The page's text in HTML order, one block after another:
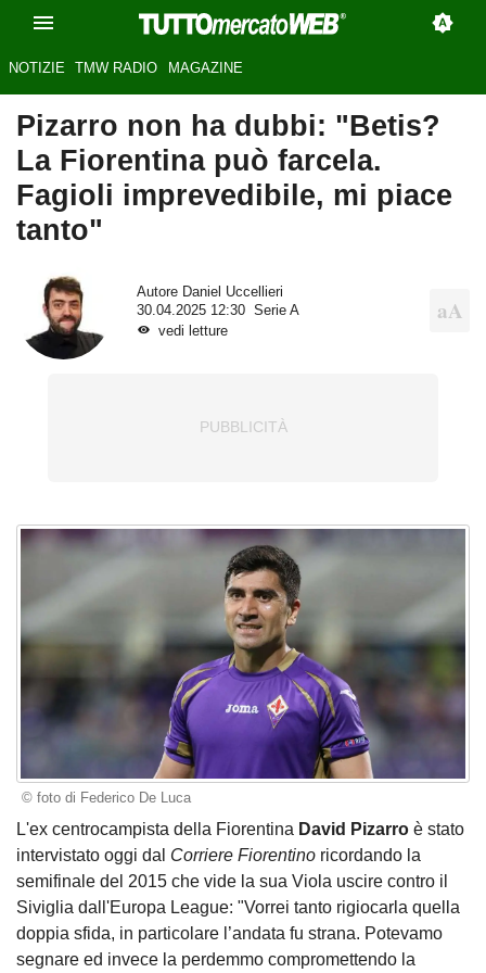
NOTIZIE TMW RADIO MAGAZINE
Pizarro non ha dubbi: "Betis?
La Fiorentina può farcela.
Fagioli imprevedibile, mi piace
tanto"
Autore Daniel Uccellieri
30.04.2025 12:30
Serie A
vedi letture
© foto di Federico De Luca
L'ex centrocampista della Fiorentina David Pizarro è stato
intervistato oggi dal Corriere Fiorentino ricordando la
semifinale del 2015 che vide la sua Viola uscire contro il
Siviglia dall'Europa League: "Vorrei tanto rigiocarla quella
doppia sfida, in particolare l’andata fu strana. Potevamo
segnare ed invece la perdemmo compromettendo la